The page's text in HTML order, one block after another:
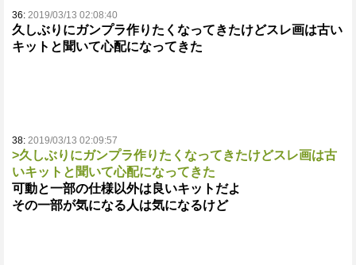
36: 2019/03/13 02:08:40
久しぶりにガンプラ作りたくなってきたけどスレ画は古い
キットと聞いて心配になってきた
38: 2019/03/13 02:09:57
>久しぶりにガンプラ作りたくなってきたけどスレ画は古
いキットと聞いて心配になってきた
可動と一部の仕様以外は良いキットだよ
その一部が気になる人は気になるけど